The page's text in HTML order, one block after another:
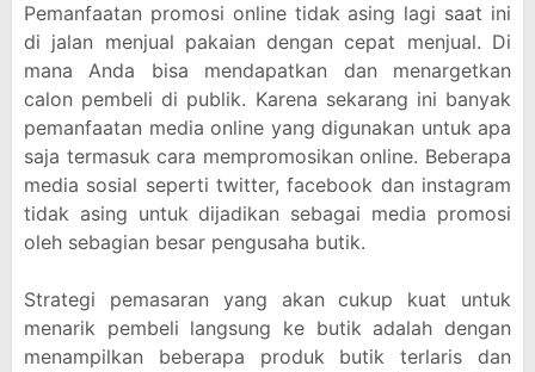
Pemanfaatan promosi online tidak asing lagi saat ini
di jalan menjual pakaian dengan cepat menjual. Di
mana Anda bisa mendapatkan dan menargetkan
calon pembeli di publik. Karena sekarang ini banyak
pemanfaatan media online yang digunakan untuk apa
saja termasuk cara mempromosikan online. Beberapa
media sosial seperti twitter, facebook dan instagram
tidak asing untuk dijadikan sebagai media promosi
oleh sebagian besar pengusaha butik.
Strategi pemasaran yang akan cukup kuat untuk
menarik pembeli langsung ke butik adalah dengan
menampilkan beberapa produk butik terlaris dan